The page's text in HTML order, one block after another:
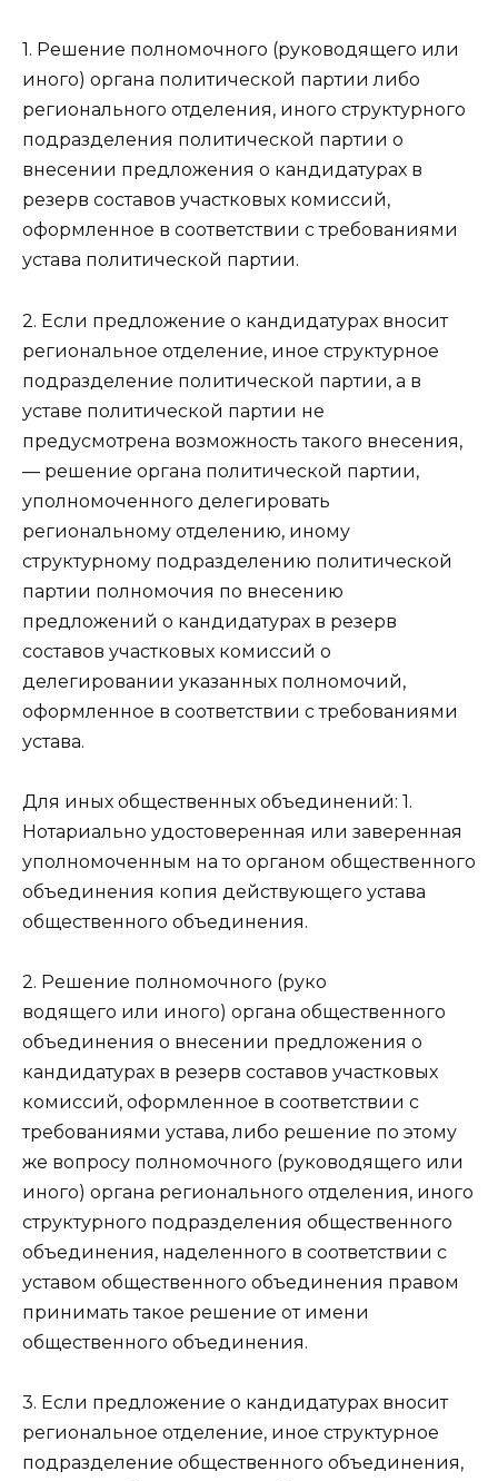
1. Решение полномочного (руководящего или
иного) органа политической партии либо
регионального отделения, иного структурного
подразделения политической партии о
внесении предложения о кандидатурах в
резерв составов участковых комиссий,
оформленное в соответствии с требованиями
устава политической партии.
2. Eсли предложение о кандидатурах вносит
региональное отделение, иное структурное
подразделение политической партии, а в
уставе политической партии не
предусмотрена возможность такого внесения,
— решение органа политической партии,
уполномоченного делегировать
региональному отделению, иному
структурному подразделению политической
партии полномочия по внесению
предложений о кандидатурах в резерв
составов участковых комиссий о
делегировании указанных полномочий,
оформленное в соответствии с требованиями
устава.
Для иных общественных объединений: 1.
Нотариально удостоверенная или заверенная
уполномоченным на то органом общественного
объединения копия действующего устава
общественного объединения.
2. Решение полномочного (руко
водящего или иного) органа общественного
объединения о внесении предложения о
кандидатурах в резерв составов участковых
комиссий, оформленное в соответствии с
требованиями устава, либо решение по этому
же вопросу полномочного (руководящего или
иного) органа регионального отделения, иного
структурного подразделения общественного
объединения, наделенного в соответствии с
уставом общественного объединения правом
принимать такое решение от имени
общественного объединения.
3. Eсли предложение о кандидатурах вносит
региональное отделение, иное структурное
подразделение общественного объединения,